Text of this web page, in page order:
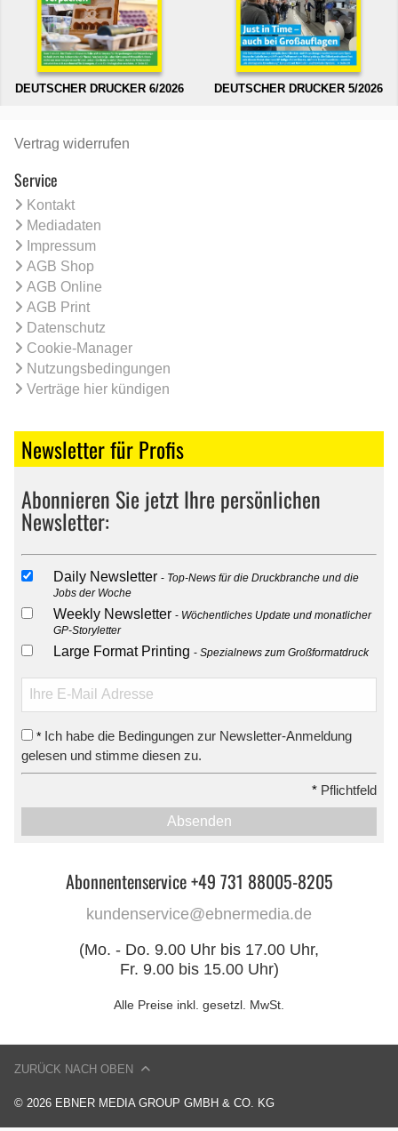
DEUTSCHER DRUCKER 6/2026 DEUTSCHER DRUCKER 5/2026
Vertrag widerrufen
Service
Kontakt
Mediadaten
Impressum
AGB Shop
AGB Online
AGB Print
Datenschutz
Cookie-Manager
Nutzungsbedingungen
Verträge hier kündigen
Newsletter für Profis
Abonnieren Sie jetzt Ihre persönlichen
Newsletter:
Daily Newsletter
Top-News für die Druckbranche und die
Jobs der Woche
Weekly Newsletter
Wöchentliches Update und monatlicher
GP-Storyletter
Large Format Printing Spezialnews zum Großformatdruck
* Ich habe die Bedingungen zur Newsletter-Anmeldung
gelesen und stimme diesen zu.
* Pflichtfeld
Absenden
Abonnentenservice +49 731 88005-8205
kundenservice@ebnermedia.de
(Mo. - Do. 9.00 Uhr bis 17.00 Uhr,
Fr. 9.00 bis 15.00 Uhr)
Alle Preise inkl. gesetzl. MwSt.
© 2026 EBNER MEDIA GROUP GMBH & CO. KG
ZURÜCK NACH OBEN